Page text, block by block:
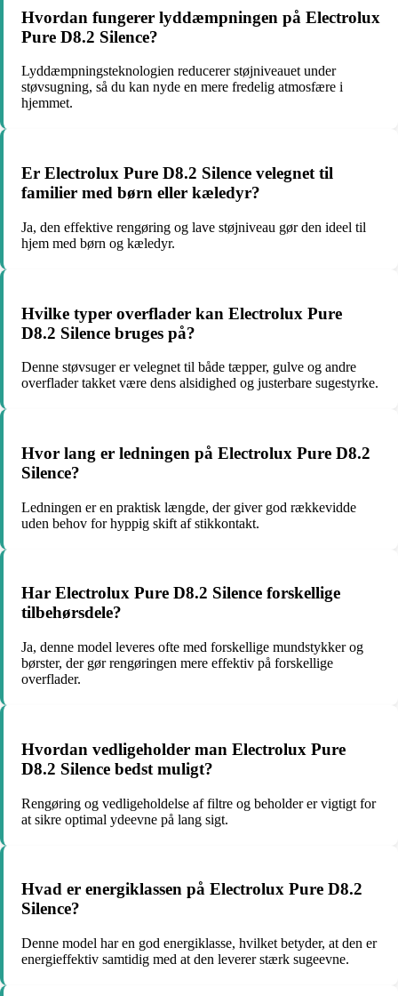
Hvordan fungerer lyddæmpningen på Electrolux
Pure D8.2 Silence?
Lyddæmpningsteknologien reducerer støjniveauet under
støvsugning, så du kan nyde en mere fredelig atmosfære i
hjemmet.
Er Electrolux Pure D8.2 Silence velegnet til
familier med børn eller kæledyr?
Ja, den effektive rengøring og lave støjniveau gør den ideel til
hjem med børn og kæledyr.
Hvilke typer overflader kan Electrolux Pure
D8.2 Silence bruges på?
Denne støvsuger er velegnet til både tæpper, gulve og andre
overflader takket være dens alsidighed og justerbare sugestyrke.
Hvor lang er ledningen på Electrolux Pure D8.2
Silence?
Ledningen er en praktisk længde, der giver god rækkevidde
uden behov for hyppig skift af stikkontakt.
Har Electrolux Pure D8.2 Silence forskellige
tilbehørsdele?
Ja, denne model leveres ofte med forskellige mundstykker og
børster, der gør rengøringen mere effektiv på forskellige
overflader.
Hvordan vedligeholder man Electrolux Pure
D8.2 Silence bedst muligt?
Rengøring og vedligeholdelse af filtre og beholder er vigtigt for
at sikre optimal ydeevne på lang sigt.
Hvad er energiklassen på Electrolux Pure D8.2
Silence?
Denne model har en god energiklasse, hvilket betyder, at den er
energieffektiv samtidig med at den leverer stærk sugeevne.